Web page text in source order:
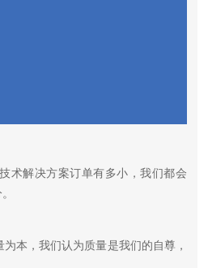
术解决方案订单有多小，我们都会
本，我们认为质量是我们的自尊，